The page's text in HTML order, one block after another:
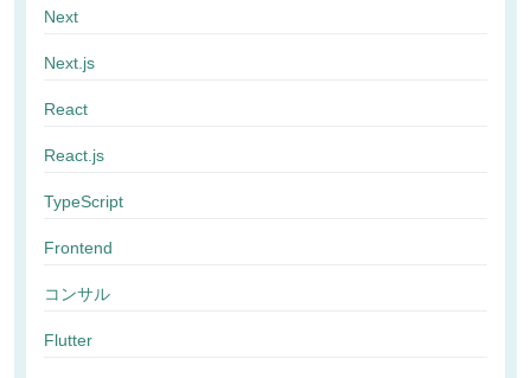
Next
Next.js
React
React.js
TypeScript
Frontend
コンサル
Flutter